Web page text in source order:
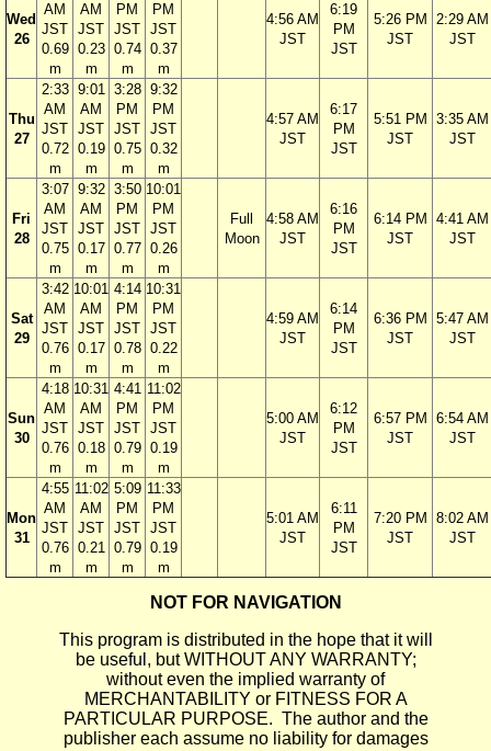
Wed
26
AM
JST
0.69
m
AM
JST
0.23
m
PM
JST
0.74
m
PM
JST
0.37
m
4:56 AM
JST
6:19
PM
JST
5:26 PM
JST
2:29 AM
JST
Thu
27
2:33
AM
JST
0.72
m
9:01
AM
JST
0.19
m
3:28
PM
JST
0.75
m
9:32
PM
JST
0.32
m
4:57 AM
JST
6:17
PM
JST
5:51 PM
JST
3:35 AM
JST
Fri
28
3:07
AM
JST
0.75
m
9:32
AM
JST
0.17
m
3:50
PM
JST
0.77
m
10:01
PM
JST
0.26
m
Full
Moon
4:58 AM
JST
6:16
PM
JST
6:14 PM
JST
4:41 AM
JST
Sat
29
3:42
AM
JST
0.76
m
10:01
AM
JST
0.17
m
4:14
PM
JST
0.78
m
10:31
PM
JST
0.22
m
4:59 AM
JST
6:14
PM
JST
6:36 PM
JST
5:47 AM
JST
Sun
30
4:18
AM
JST
0.76
m
10:31
AM
JST
0.18
m
4:41
PM
JST
0.79
m
11:02
PM
JST
0.19
m
5:00 AM
JST
6:12
PM
JST
6:57 PM
JST
6:54 AM
JST
Mon
31
4:55
AM
JST
0.76
m
11:02
AM
JST
0.21
m
5:09
PM
JST
0.79
m
11:33
PM
JST
0.19
m
5:01 AM
JST
6:11
PM
JST
7:20 PM
JST
8:02 AM
JST
NOT FOR NAVIGATION
This program is distributed in the hope that it will
be useful, but WITHOUT ANY WARRANTY;
without even the implied warranty of
MERCHANTABILITY or FITNESS FOR A
PARTICULAR PURPOSE. The author and the
publisher each assume no liability for damages